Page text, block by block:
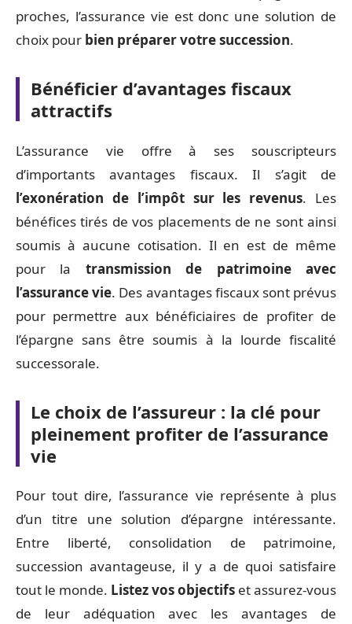
proches, l’assurance vie est donc une solution de
choix pour bien préparer votre succession.
Bénéficier d’avantages fiscaux
attractifs
L’assurance vie offre à ses souscripteurs
d’importants avantages fiscaux. Il s’agit de
l’exonération de l’impôt sur les revenus. Les
bénéfices tirés de vos placements de ne sont ainsi
soumis à aucune cotisation. Il en est de même
pour la transmission de patrimoine avec
l’assurance vie. Des avantages fiscaux sont prévus
pour permettre aux bénéficiaires de profiter de
l’épargne sans être soumis à la lourde fiscalité
successorale.
Le choix de l’assureur : la clé pour
pleinement profiter de l’assurance
vie
Pour tout dire, l’assurance vie représente à plus
d’un titre une solution d’épargne intéressante.
Entre liberté, consolidation de patrimoine,
succession avantageuse, il y a de quoi satisfaire
tout le monde. Listez vos objectifs et assurez-vous
de leur adéquation avec les avantages de